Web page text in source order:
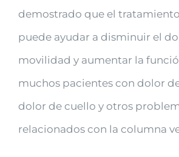
demostrado que el
puede ayudar a disminuir el
movilidad y aumentar la
muchos pacientes con dolor
dolor de cuello y otros
relacionados con la columna